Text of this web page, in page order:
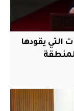
التي يقودها